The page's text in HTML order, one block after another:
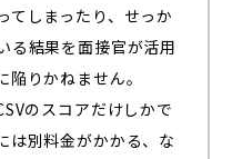
てしまったり、せっか
る結果を面接官が活用
りかねません。
のスコアだけしかで
は別料金がかかる、な